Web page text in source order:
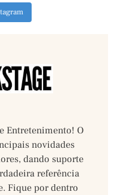
Entretenimento! O
novidades
dando suporte
referência
Fique por dentro